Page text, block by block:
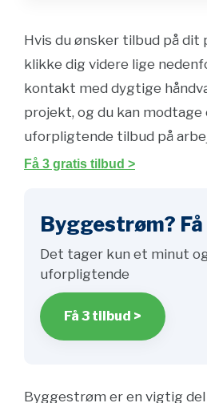
Hvis du ønsker tilbud på dit
klikke dig videre lige
kontakt med dygtige
projekt, og du kan
uforpligtende tilbud på
Få 3 gratis tilbud >
Byggestrøm?
Det tager kun et minut
uforpligtende
Få 3 tilbud >
Byggestrøm er en vigtig